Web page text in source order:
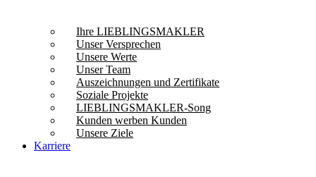
Ihre LIEBLINGSMAKLER
Unser Versprechen
Unsere Werte
Unser Team
Auszeichnungen und Zertifikate
Soziale Projekte
LIEBLINGSMAKLER-Song
Kunden werben Kunden
Unsere Ziele
Karriere